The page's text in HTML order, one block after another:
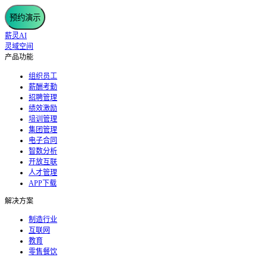
预约演示
薪灵AI
灵域空间
产品功能
组织员工
薪酬考勤
招聘管理
绩效激励
培训管理
集团管理
电子合同
智数分析
开放互联
人才管理
APP下载
解决方案
制造行业
互联网
教育
零售餐饮